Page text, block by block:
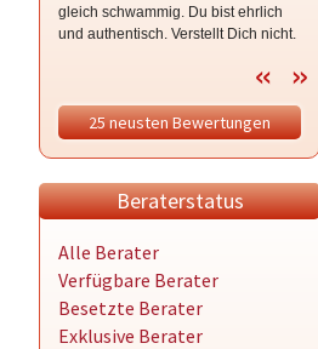
gleich schwammig. Du bist ehrlich
und authentisch. Verstellt Dich nicht.
25 neusten Bewertungen
Beraterstatus
Alle Berater
Verfügbare Berater
Besetzte Berater
Exklusive Berater